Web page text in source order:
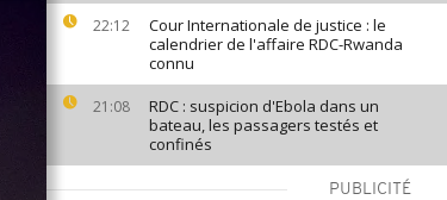
22:12
Cour Internationale de justice : le
calendrier de l'affaire RDC-Rwanda
connu
21:08
RDC : suspicion d'Ebola dans un
bateau, les passagers testés et
confinés
PUBLICITÉ